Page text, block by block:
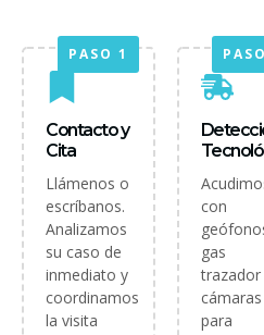
PASO 1
Contacto y
Cita
Llámenos o
escríbanos.
Analizamos
su caso de
inmediato y
coordinamos
la visita
con
gas
trazador
cámaras
para